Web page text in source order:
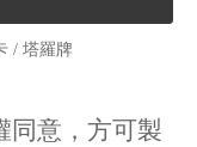
/ 塔羅牌
同意，方可製